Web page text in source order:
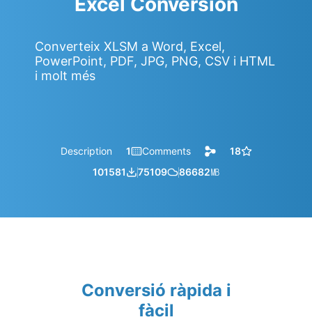
Converteix XLSM a Word, Excel,
PowerPoint, PDF, JPG, PNG, CSV i HTML
i molt més
Description 1 Comments
18
101581
75109 86682㎆︎
Conversió ràpida i
fàcil